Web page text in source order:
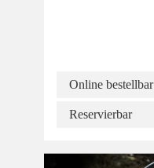
Online bestellbar
Reservierbar